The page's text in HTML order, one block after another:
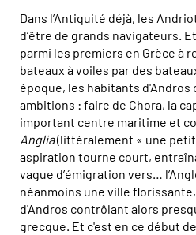
Dans l’Antiquité déjà, les
d’être de grands navigateurs.
parmi les premiers en Grèce à
bateaux à voiles par des
époque, les habitants d'Andros
ambitions : faire de Chora, la
important centre maritime et
Anglia(littéralement « une
aspiration tourne court,
vague d’émigration vers…
néanmoins une ville
d'Andros contrôlant alors
grecque. Et c'est en ce début